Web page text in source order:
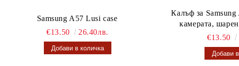
Samsung A57 Lusi case
€13.50
26.40лв.
Калъф за
камерата,
€13.50